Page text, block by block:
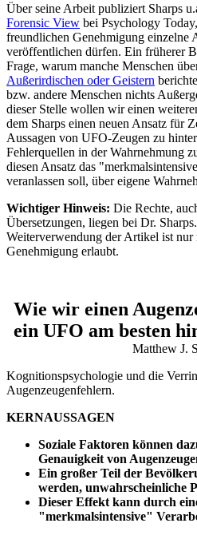
Über seine Arbeit publiziert Sharps
Forensic View bei Psychology
freundlichen Genehmigung einzelne
veröffentlichen dürfen. Ein früherer
Frage, warum manche Menschen
Außerirdischen oder Geistern
bzw. andere Menschen nichts
dieser Stelle wollen wir einen
dem Sharps einen neuen Ansatz für
Aussagen von UFO-Zeugen zu
Fehlerquellen in der Wahrnehmung
diesen Ansatz das
veranlassen soll, über eigene
Wichtiger Hinweis: Die Rechte,
Übersetzungen, liegen bei Dr.
Weiterverwendung der Artikel ist nur
Genehmigung erlaubt.
Wie wir einen
ein UFO am besten
Matthew J.
Kognitionspsychologie und die
Augenzeugenfehlern.
KERNAUSSAGEN
Soziale Faktoren können
Genauigkeit von
Ein großer Teil der
werden, unwahrscheinliche
Dieser Effekt kann durch
"merkmalsintensive"